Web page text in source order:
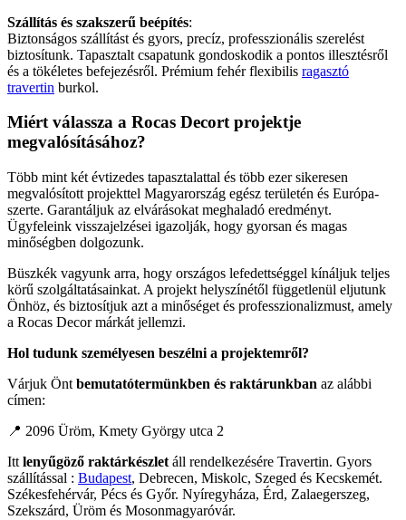
Szállítás és szakszerű beépítés:
Biztonságos szállítást és gyors, precíz, professzionális szerelést
biztosítunk. Tapasztalt csapatunk gondoskodik a pontos illesztésről
és a tökéletes befejezésről. Prémium fehér flexibilis ragasztó
travertin burkol.
Miért válassza a Rocas Decort projektje
megvalósításához?
Több mint két évtizedes tapasztalattal és több ezer sikeresen
megvalósított projekttel Magyarország egész területén és Európa-
szerte. Garantáljuk az elvárásokat meghaladó eredményt.
Ügyfeleink visszajelzései igazolják, hogy gyorsan és magas
minőségben dolgozunk.
Büszkék vagyunk arra, hogy országos lefedettséggel kínáljuk teljes
körű szolgáltatásainkat. A projekt helyszínétől függetlenül eljutunk
Önhöz, és biztosítjuk azt a minőséget és professzionalizmust, amely
a Rocas Decor márkát jellemzi.
Hol tudunk személyesen beszélni a projektemről?
Várjuk Önt bemutatótermünkben és raktárunkban az alábbi
címen:
📍 2096 Üröm, Kmety György utca 2
Itt lenyűgöző raktárkészlet áll rendelkezésére Travertin. Gyors
szállítással : Budapest, Debrecen, Miskolc, Szeged és Kecskemét.
Székesfehérvár, Pécs és Győr. Nyíregyháza, Érd, Zalaegerszeg,
Szekszárd, Üröm és Mosonmagyaróvár.